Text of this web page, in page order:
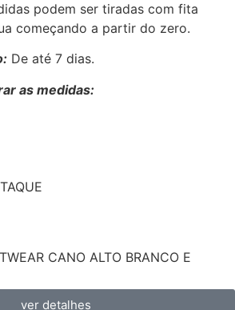
podem ser tiradas com fita
começando a partir do zero.
De até 7 dias.
as medidas:
CANO ALTO BRANCO E
ver detalhes